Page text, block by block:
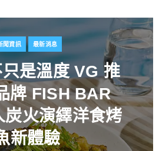
聞資訊 最新消息
獎藝術家推出
量禮盒 循四季
間之美 演繹過
典 獻禮中秋